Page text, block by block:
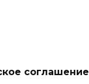
соглашение